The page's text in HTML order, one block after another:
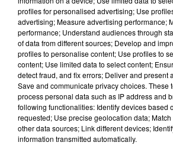
UNE PRÉSENCE
Bien qu’aucune obligation ne l’y
Compain, 69 ans, a tenu à se
acceptant même d’être filmée et
L’ancienne employée de la Socopa
la parole devant la cour. Une
par maître Laurent de Caunes,
"Cette présence a permis de
une réelle difficulté avec la vérité.
profiles for personalised advertising; Use
advertising; Measure advertising performance;
performance; Understand audiences through
of data from different sources; Develop and
profiles to personalise content; Use profiles to
content; Use limited data to select content;
detect fraud, and fix errors; Deliver and present
Save and communicate privacy choices. These
process personal data such as IP address and
following functionalities: Identify devices based
requested; Use precise geolocation data;
other data sources; Link different devices;
information transmitted automatically.